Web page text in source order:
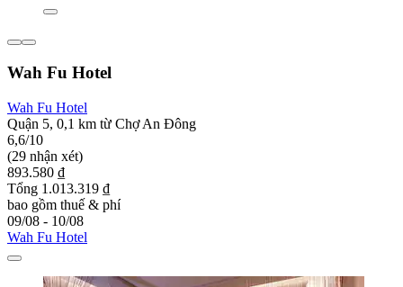
Wah Fu Hotel
Wah Fu Hotel
Quận 5, 0,1 km từ Chợ An Đông
6,6/10
(29 nhận xét)
893.580 ₫
Tổng 1.013.319 ₫
bao gồm thuế & phí
09/08 - 10/08
Wah Fu Hotel